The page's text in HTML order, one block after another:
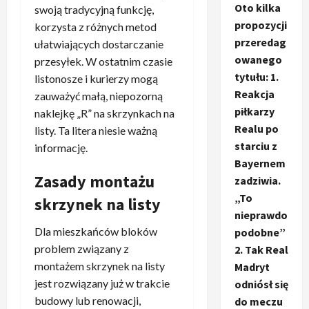
swoją tradycyjną funkcję,
korzysta z różnych metod
ułatwiających dostarczanie
przesyłek. W ostatnim czasie
listonosze i kurierzy mogą
zauważyć małą, niepozorną
naklejkę „R” na skrzynkach na
listy. Ta litera niesie ważną
informację.
Zasady montażu
skrzynek na listy
Dla mieszkańców bloków
problem związany z
montażem skrzynek na listy
jest rozwiązany już w trakcie
budowy lub renowacji,
Oto kilka
propozycji
przeredag
owanego
tytułu: 1.
Reakcja
piłkarzy
Realu po
starciu z
Bayernem
zadziwia.
„To
nieprawdo
podobne”
2. Tak Real
Madryt
odniósł się
do meczu